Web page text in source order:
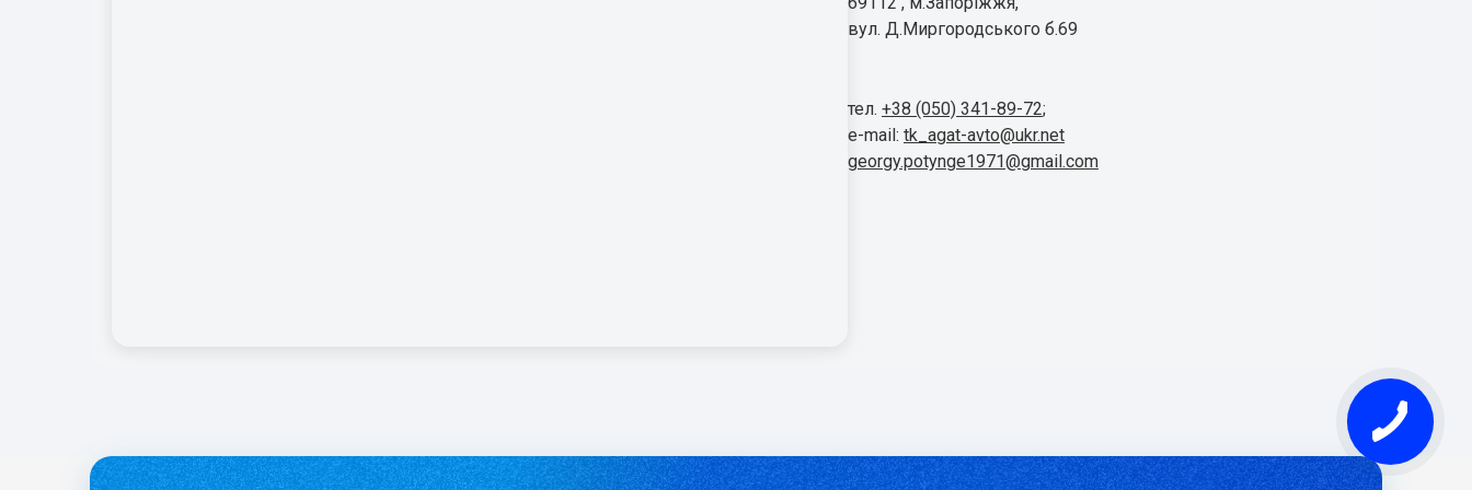
вул. Д.Миргородського б.69
тел. +38 (050) 341-89-72;
e-mail: tk_agat-avto@ukr.net
georgy.potynge1971@gmail.com